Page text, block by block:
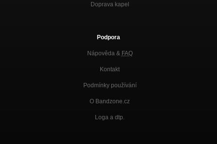
Doprava kapel
Podpora
Nápověda & FAQ
Kontakt
Podmínky používání
O Bandzone.cz
Loga a dtp.